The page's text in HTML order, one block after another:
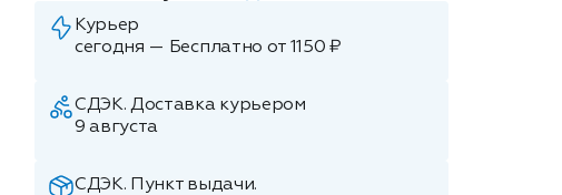
Курьер
сегодня — Бесплатно от 1150 ₽
СДЭК. Доставка курьером
9 августа
СДЭК. Пункт выдачи.